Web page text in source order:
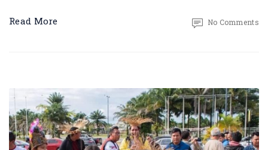
Read More No Comments